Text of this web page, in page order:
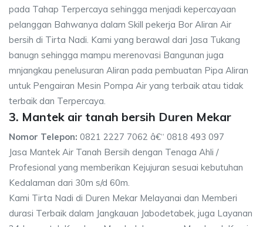
pada Tahap Terpercaya sehingga menjadi kepercayaan
pelanggan Bahwanya dalam Skill pekerja Bor Aliran Air
bersih di Tirta Nadi. Kami yang berawal dari Jasa Tukang
banugn sehingga mampu merenovasi Bangunan juga
mnjangkau penelusuran Aliran pada pembuatan Pipa Aliran
untuk Pengairan Mesin Pompa Air yang terbaik atau tidak
terbaik dan Terpercaya.
3. Mantek air tanah bersih Duren Mekar
Nomor Telepon: 0821 2227 7062 â€“ 0818 493 097
Jasa Mantek Air Tanah Bersih dengan Tenaga Ahli /
Profesional yang memberikan Kejujuran sesuai kebutuhan
Kedalaman dari 30m s/d 60m.
Kami Tirta Nadi di Duren Mekar Melayanai dan Memberi
durasi Terbaik dalam Jangkauan Jabodetabek, juga Layanan